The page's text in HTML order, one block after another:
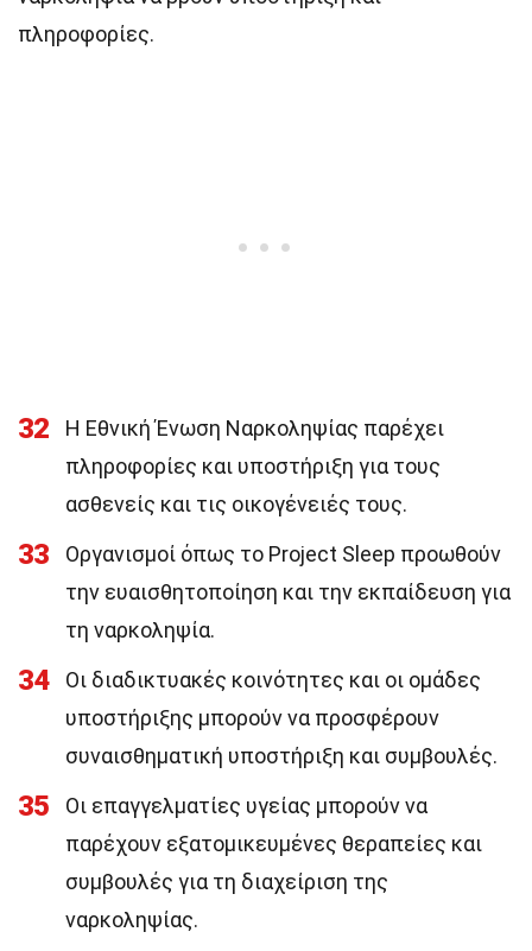
πληροφορίες.
32
Η Εθνική Ένωση Ναρκοληψίας παρέχει
πληροφορίες και υποστήριξη για τους
ασθενείς και τις οικογένειές τους.
33
Οργανισμοί όπως το Project Sleep προωθούν
την ευαισθητοποίηση και την εκπαίδευση για
τη ναρκοληψία.
34
Οι διαδικτυακές κοινότητες και οι ομάδες
υποστήριξης μπορούν να προσφέρουν
συναισθηματική υποστήριξη και συμβουλές.
35
Οι επαγγελματίες υγείας μπορούν να
παρέχουν εξατομικευμένες θεραπείες και
συμβουλές για τη διαχείριση της
ναρκοληψίας.